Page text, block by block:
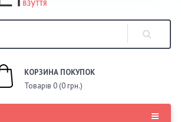
КОРЗИНА ПОКУПОК
Товарів 0 (0 грн.)